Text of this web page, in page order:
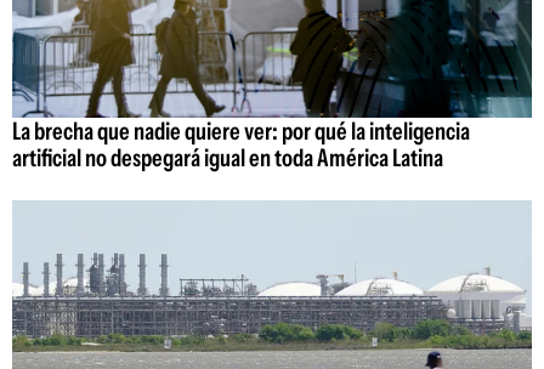
La brecha que nadie quiere ver: por qué la inteligencia
artificial no despegará igual en toda América Latina